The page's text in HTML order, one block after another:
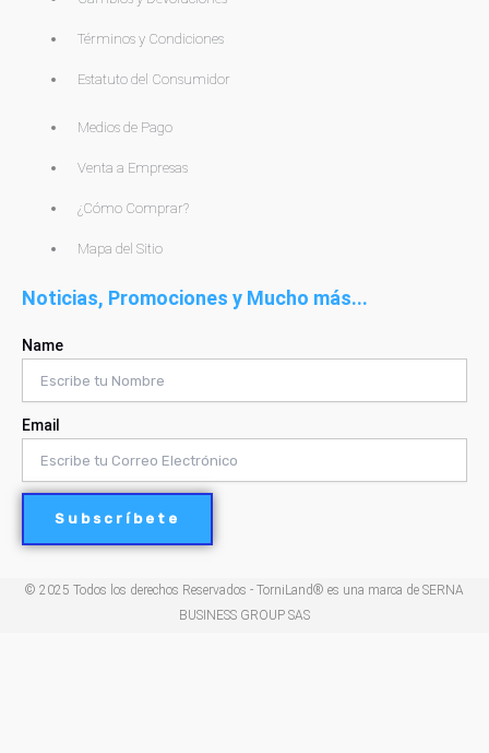
Términos y Condiciones
Estatuto del Consumidor
Medios de Pago
Venta a Empresas
¿Cómo Comprar?
Mapa del Sitio
Noticias, Promociones y Mucho más...
Name
Email
Subscríbete
© 2025 Todos los derechos Reservados - TorniLand® es una marca de SERNA
BUSINESS GROUP SAS